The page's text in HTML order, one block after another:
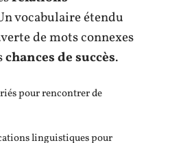
vocabulaire étendu
de mots connexes
chances de succès.
pour rencontrer de
linguistiques pour